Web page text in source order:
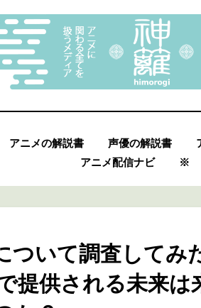
アニメの解説書 声優の解説書
アニメ配信ナビ
※
ついて調査してみ
提供される未来は